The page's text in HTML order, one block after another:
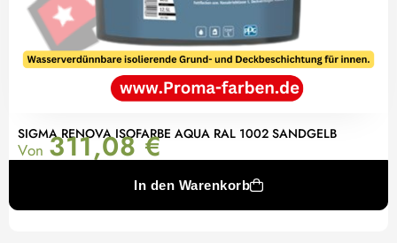
SIGMA RENOVA ISOFARBE AQUA RAL 1002 SANDGELB
Von 311,08€
In den Warenkorb